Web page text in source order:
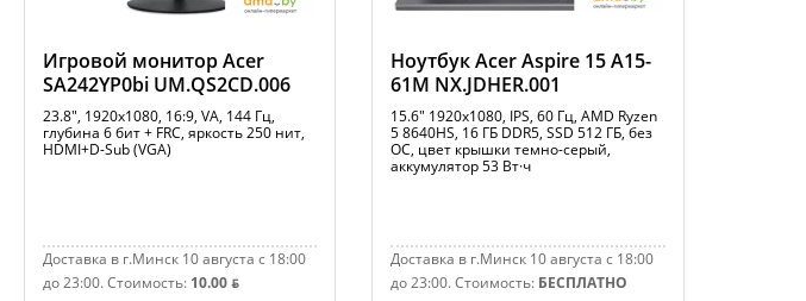
Игровой монитор Acer
SA242YP0bi UM.QS2CD.006
23.8", 1920x1080, 16:9, VA, 144 Гц,
глубина 6 бит + FRC, яркость 250 нит,
HDMI+D-Sub (VGA)
Доставка в г.Минск 10 августа с 18:00
до 23:00.Стоимость: 10.00 ƃ
Ноутбук Acer Aspire 15 A15-
61M NX.JDHER.001
15.6" 1920x1080, IPS, 60 Гц, AMD Ryzen
5 8640HS, 16 ГБ DDR5, SSD 512 ГБ, без
ОС, цвет крышки темно-серый,
аккумулятор 53 Вт·ч
Доставка в г.Минск 10 августа с 18:00
до 23:00.Стоимость: БЕСПЛАТНО